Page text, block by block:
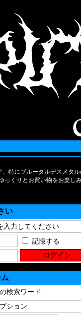
特にブルータルデスメタ
っくりとお買い物をお楽し
い
記憶する
検索ワード